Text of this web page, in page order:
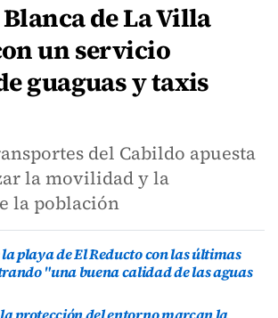
de La Villa
un servicio
guaguas y taxis
del Cabildo apuesta
la movilidad y la
la población
playa de El Reducto con las últimas
"una buena calidad de las aguas